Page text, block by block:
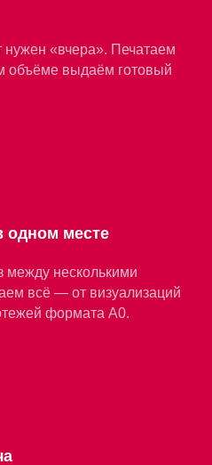
«вчера». Печатаем
объёме выдаём готовый
месте
между несколькими
всё — от визуализаций
формата А0.